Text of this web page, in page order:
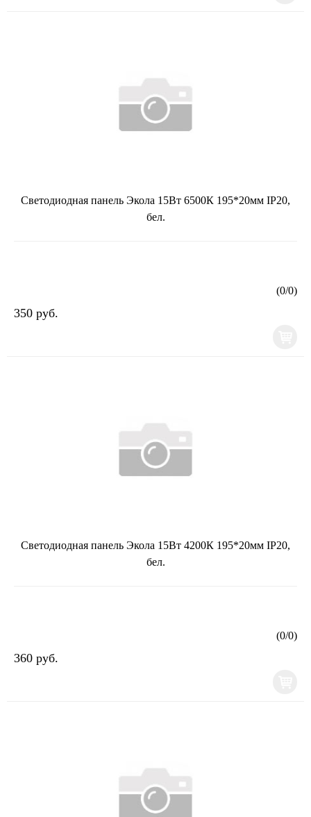
Светодиодная панель Экола 15Вт 6500К 195*20мм IP20,
бел.
(0/0)
350 руб.
Светодиодная панель Экола 15Вт 4200К 195*20мм IP20,
бел.
(0/0)
360 руб.